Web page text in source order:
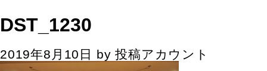
DST_1230
2019年8月10日 by投稿アカウント